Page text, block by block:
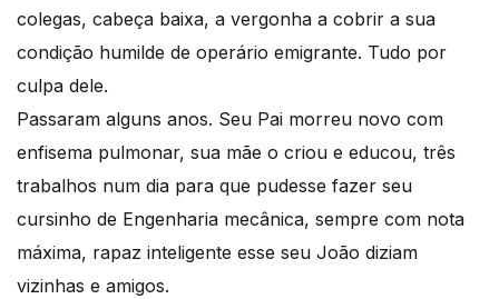
colegas, cabeça baixa, a vergonha a cobrir a sua
condição humilde de operário emigrante. Tudo por
culpa dele.
Passaram alguns anos. Seu Pai morreu novo com
enfisema pulmonar, sua mãe o criou e educou, três
trabalhos num dia para que pudesse fazer seu
cursinho de Engenharia mecânica, sempre com nota
máxima, rapaz inteligente esse seu João diziam
vizinhas e amigos.